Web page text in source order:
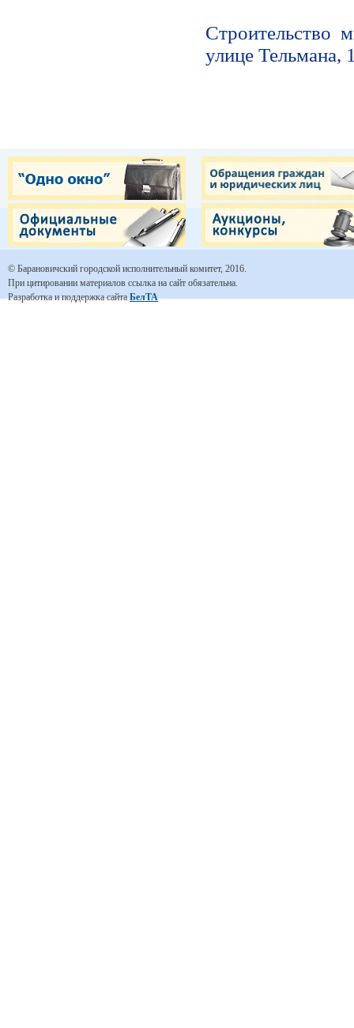
Строительство
улице Тельмана,
© Барановичский городской исполнительный комитет, 2016.
При цитировании материалов ссылка на сайт обязательна.
Разработка и поддержка сайтаБелТА